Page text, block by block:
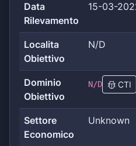
Data
Rilevamento
15-03-
Localita
Obiettivo
N/D
Dominio
Obiettivo
N/D CTI
Settore
Economico
Unknown